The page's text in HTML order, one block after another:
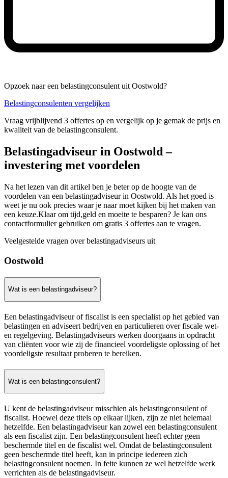
Opzoek naar een belastingconsulent uit Oostwold?
Belastingconsulenten vergelijken
Vraag vrijblijvend 3 offertes op en vergelijk op je gemak de prijs en
kwaliteit van de belastingconsulent.
Belastingadviseur in Oostwold –
investering met voordelen
Na het lezen van dit artikel ben je beter op de hoogte van de
voordelen van een belastingadviseur in Oostwold. Als het goed is
weet je nu ook precies waar je naar moet kijken bij het maken van
een keuze.Klaar om tijd,geld en moeite te besparen? Je kan ons
contactformulier gebruiken om gratis 3 offertes aan te vragen.
Veelgestelde vragen over belastingadviseurs uit
Oostwold
Wat is een belastingadviseur?
Een belastingadviseur of fiscalist is een specialist op het gebied van
belastingen en adviseert bedrijven en particulieren over fiscale wet-
en regelgeving. Belastingadviseurs werken doorgaans in opdracht
van cliënten voor wie zij de financieel voordeligste oplossing of het
voordeligste resultaat proberen te bereiken.
Wat is een belastingconsulent?
U kent de belastingadviseur misschien als belastingconsulent of
fiscalist. Hoewel deze titels op elkaar lijken, zijn ze niet helemaal
hetzelfde. Een belastingadviseur kan zowel een belastingconsulent
als een fiscalist zijn. Een belastingconsulent heeft echter geen
beschermde titel en de fiscalist wel. Omdat de belastingconsulent
geen beschermde titel heeft, kan in principe iedereen zich
belastingconsulent noemen. In feite kunnen ze wel hetzelfde werk
verrichten als de belastingadviseur.